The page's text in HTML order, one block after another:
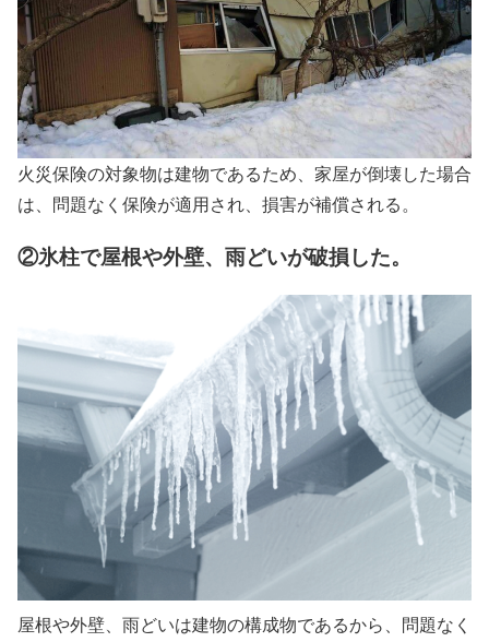
火災保険の対象物は建物であるため、家屋が倒壊した場合
は、問題なく保険が適用され、損害が補償される。
②氷柱で屋根や外壁、雨どいが破損した。
屋根や外壁、雨どいは建物の構成物であるから、問題なく